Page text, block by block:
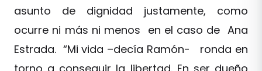
asunto de dignidad justamente, como
ocurre ni más ni menos en el caso de Ana
Estrada. “Mi vida –decía Ramón- ronda en